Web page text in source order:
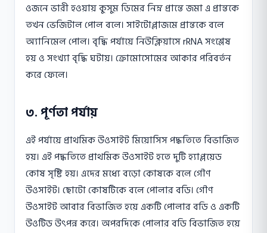
ওজনে ভারী হওয়ায় কুসুম ডিমের নিম্ন প্রান্তে জমা এ প্রান্তকে
তখন ভেজিটাল পোল বলে। সাইটোপ্লাজমে প্রান্তকে বলে
অ্যানিমেল পোল। বৃদ্ধি পর্যায়ে নিউক্লিয়াসে rRNA সংশ্লেষ
হয় ও সংখ্যা বৃদ্ধি ঘটায়। ক্রোমোসোমের আকার পরিবর্তন
করে ফেলে।
৩. পূর্ণতা পর্যায়
এই পর্যায়ে প্রাথমিক উওসাইট মিয়োসিস পদ্ধতিতে বিভাজিত
হয়। এই পদ্ধতিতে প্রাথমিক উওসাইট হতে দুটি হ্যাপ্লয়েড
কোষ সৃষ্টি হয়। এদের মধ্যে বড়ো কোষকে বলে গৌণ
উওসাইট। ছোটো কোষটিকে বলে পোলার বডি। গৌণ
উওসাইট আবার বিভাজিত হয়ে একটি পোলার বডি ও একটি
উওটিড উৎপন্ন করে। অপরদিকে পোলার বডি বিভাজিত হয়ে